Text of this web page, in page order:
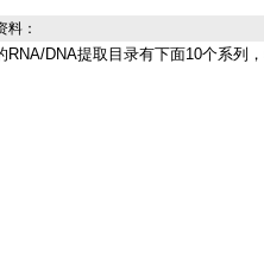
料：
RNA/DNA提取目录有下面10个系列